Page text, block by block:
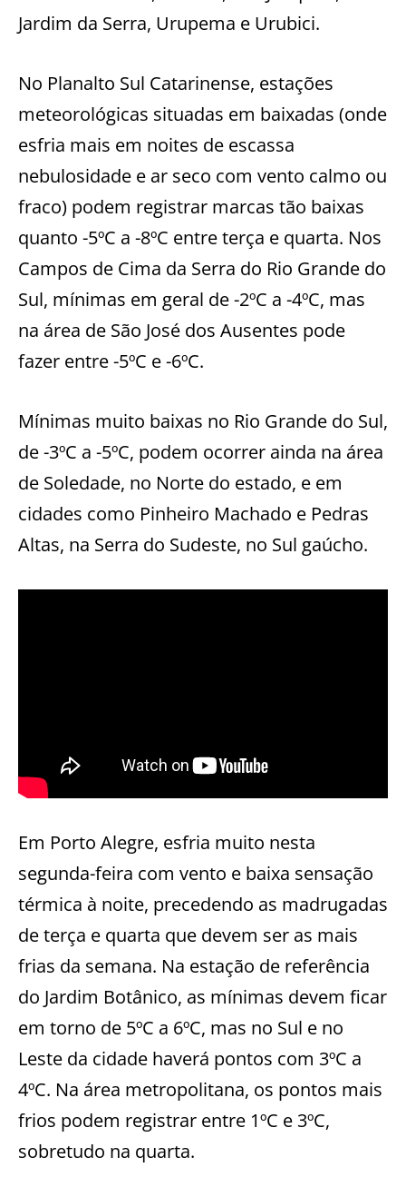
Jardim da Serra, Urupema e Urubici.
No Planalto Sul Catarinense, estações
meteorológicas situadas em baixadas (onde
esfria mais em noites de escassa
nebulosidade e ar seco com vento calmo ou
fraco) podem registrar marcas tão baixas
quanto -5ºC a -8ºC entre terça e quarta. Nos
Campos de Cima da Serra do Rio Grande do
Sul, mínimas em geral de -2ºC a -4ºC, mas
na área de São José dos Ausentes pode
fazer entre -5ºC e -6ºC.
Mínimas muito baixas no Rio Grande do Sul,
de -3ºC a -5ºC, podem ocorrer ainda na área
de Soledade, no Norte do estado, e em
cidades como Pinheiro Machado e Pedras
Altas, na Serra do Sudeste, no Sul gaúcho.
Em Porto Alegre, esfria muito nesta
segunda-feira com vento e baixa sensação
térmica à noite, precedendo as madrugadas
de terça e quarta que devem ser as mais
frias da semana. Na estação de referência
do Jardim Botânico, as mínimas devem ficar
em torno de 5ºC a 6ºC, mas no Sul e no
Leste da cidade haverá pontos com 3ºC a
4ºC. Na área metropolitana, os pontos mais
frios podem registrar entre 1ºC e 3ºC,
sobretudo na quarta.